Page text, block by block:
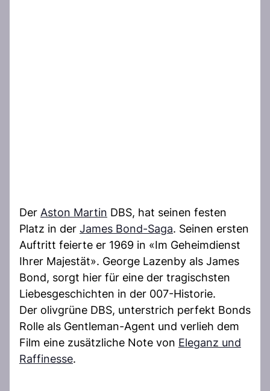
Der Aston Martin DBS, hat seinen festen
Platz in der James Bond-Saga. Seinen ersten
Auftritt feierte er 1969 in «Im Geheimdienst
Ihrer Majestät». George Lazenby als James
Bond, sorgt hier für eine der tragischsten
Liebesgeschichten in der 007-Historie.
Der olivgrüne DBS, unterstrich perfekt Bonds
Rolle als Gentleman-Agent und verlieh dem
Film eine zusätzliche Note von Eleganz und
Raffinesse.